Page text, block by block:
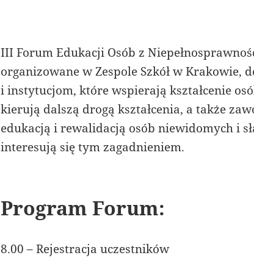
III Forum Edukacji Osób z
organizowane w Zespole Szkół w Krakowie,
i instytucjom, które wspierają kształcenie
kierują dalszą drogą kształcenia, a także
edukacją i rewalidacją osób niewidomych i
interesują się tym zagadnieniem.
Program Forum:
8.00 – Rejestracja uczestników